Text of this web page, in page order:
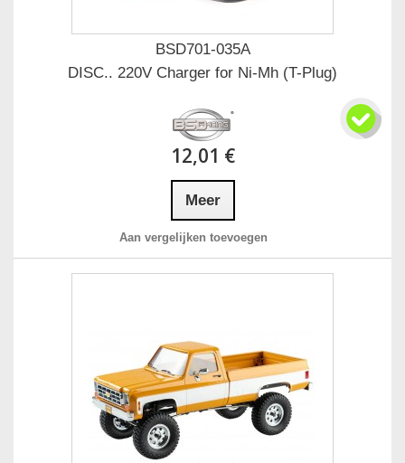
BSD701-035A
DISC.. 220V Charger for Ni-Mh (T-Plug)
12,01 €
Meer
Aan vergelijken toevoegen